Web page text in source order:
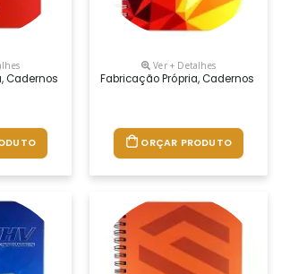
Cadernos Personalizados Do Seu Jeito.tamanhos
Ver + Detalhes
Fabricação Própria, Cadernos
ORÇAR PRODUTO